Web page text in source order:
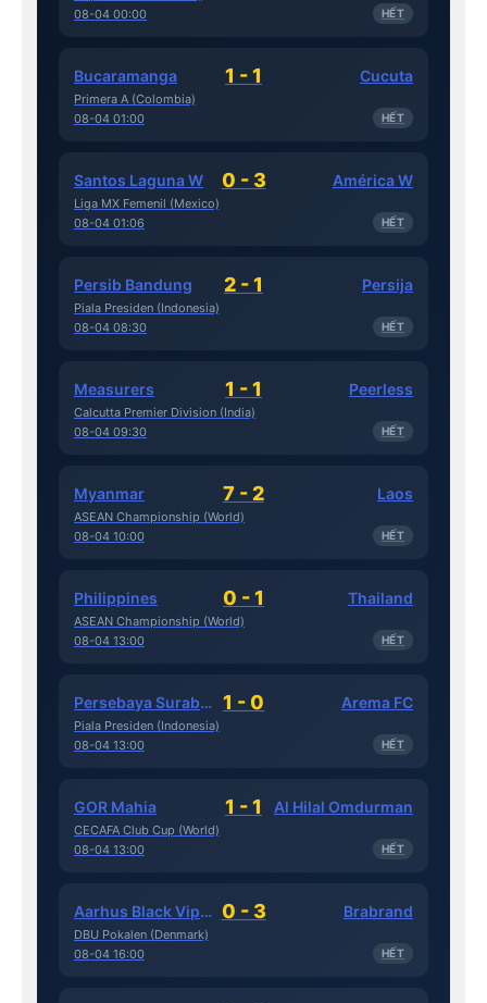
08-04 00:00
HẾT
Bucaramanga 1 - 1 Cucuta
Primera A (Colombia)
08-04 01:00
HẾT
Santos Laguna W 0 - 3 América W
Liga MX Femenil (Mexico)
08-04 01:06
HẾT
Persib Bandung 2 - 1 Persija
Piala Presiden (Indonesia)
08-04 08:30
HẾT
Measurers 1 - 1 Peerless
Calcutta Premier Division (India)
08-04 09:30
HẾT
Myanmar 7 - 2 Laos
ASEAN Championship (World)
08-04 10:00
HẾT
Philippines 0 - 1 Thailand
ASEAN Championship (World)
08-04 13:00
HẾT
Persebaya Surabaya 1 - 0 Arema FC
Piala Presiden (Indonesia)
08-04 13:00
HẾT
GOR Mahia 1 - 1 Al Hilal Omdurman
CECAFA Club Cup (World)
08-04 13:00
HẾT
Aarhus Black Vipers 0 - 3 Brabrand
DBU Pokalen (Denmark)
08-04 16:00
HẾT